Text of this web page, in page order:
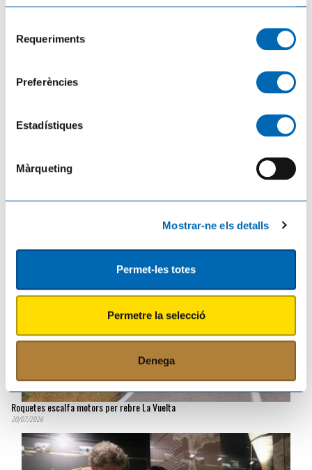
Requeriments
Preferències
Estadístiques
Màrqueting
Mostrar-ne els detalls
Permet-les totes
Permetre la selecció
Denega
Roquetes escalfa motors per rebre La Vuelta
20/07/2026